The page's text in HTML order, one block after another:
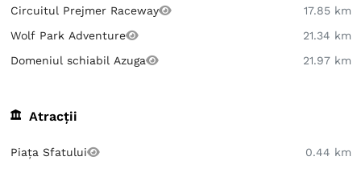
Circuitul Prejmer Raceway
17.85 km
Wolf Park Adventure
21.34 km
Domeniul schiabil Azuga
21.97 km
Atracții
Piața Sfatului
0.44 km